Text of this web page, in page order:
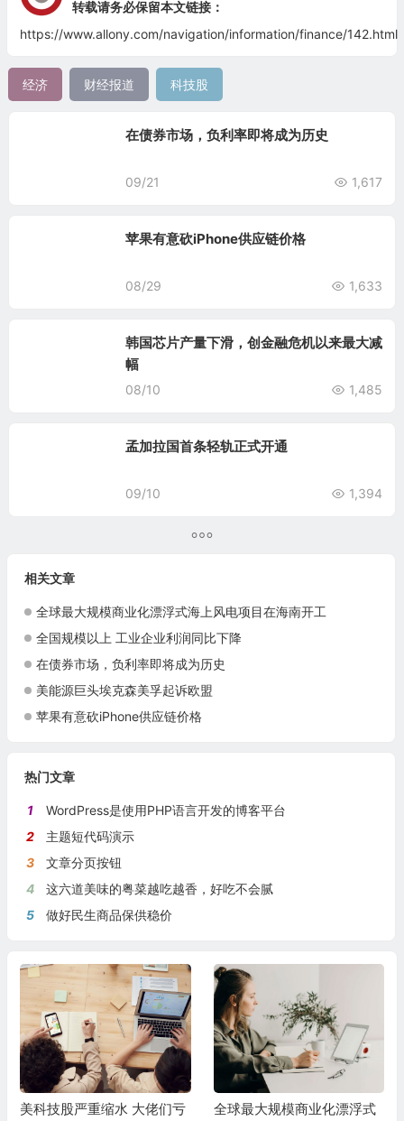
转载请务必保留本文链接：
https://www.allony.com/navigation/information/finance/142.html
经济 财经报道 科技股
在债券市场，负利率即将成为历史
09/21 1,617
苹果有意砍iPhone供应链价格
08/29 1,633
韩国芯片产量下滑，创金融危机以来最大减
幅
08/10 1,485
孟加拉国首条轻轨正式开通
09/10 1,394
相关文章
全球最大规模商业化漂浮式海上风电项目在海南开工
全国规模以上 工业企业利润同比下降
在债券市场，负利率即将成为历史
美能源巨头埃克森美孚起诉欧盟
苹果有意砍iPhone供应链价格
热门文章
1
WordPress是使用PHP语言开发的博客平台
2
主题短代码演示
3
文章分页按钮
4
这六道美味的粤菜越吃越香，好吃不会腻
5
做好民生商品保供稳价
美科技股严重缩水 大佬们亏
全球最大规模商业化漂浮式